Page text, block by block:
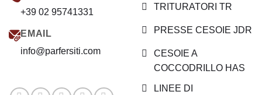
+39 02 95741331
EMAIL
info@parfersiti.com
TRITURATORI TR
PRESSE CESOIE JDR
CESOIE A
COCCODRILLO HAS
LINEE DI